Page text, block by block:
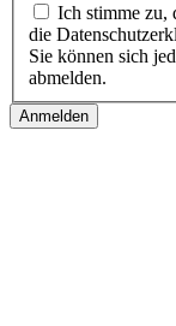
Ich stimme zu,
die
Sie können sich
abmelden.